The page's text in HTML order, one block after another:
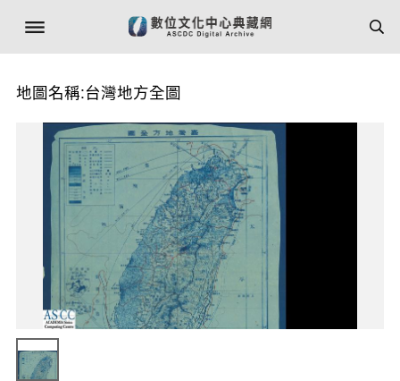
地圖名稱:台灣地方全圖